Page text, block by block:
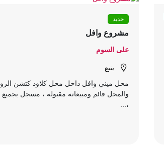
جديد
مشروع وافل
على السوم
ينبع
محل ميني وافل داخل محل كلاود كتشن
والمحل قائم ومبيعاته مقبوله ، مسجل بجميع
،...